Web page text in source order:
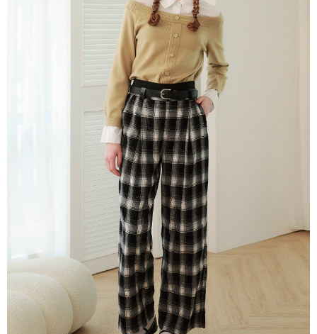
2.基於同意付款使用「大哥付你分期」之契約關係目的，商店將以您的個人
資料（包含姓名、電話或地址）提供予台灣大哥大進項蒐集、處理及利用，
由本公司與您本人進行分期帳單所需資料之確認、核對及更正。
3.完整用戶服務條款，請詳閱以下連結：https://oppay.tw/userRule
後付繳納相關費用。
※ 交易是否成功請以「AFTEE先享後付 」之結帳頁面顯示為準，若有關於
是否繳費成功／繳費後需取消欲退款等相關疑問，請聯繫「AFTEE先享後付
https://netprotections.freshdesk.com/support/home
１．透過由恩沛科技股份有限公司提供之「AFTEE先享後付」服務完成之交
易，需依本服務之必要範圍內提供個人資料，並將交易相關給付款項請求債
權轉讓予恩沛科技股份有限公司。
２．關於個人資料處理事宜，請瀏覽以下網址：
https://aftee.tw/terms/#terms3
３．未成年的使用者請事先徵得法定代理人或監護人之同意方可使用
「AFTEE先享後付」，若未經同意申辦者引起之損失，本公司不負相關責
４．使用「AFTEE先享後付」時，將依據個別帳號之用戶狀況，依本公司即
時審查核予不同之上限額度；若仍有額度不足之情形，本公司將視審查結果
請求用戶進行身份認證。
５．嚴禁一人註冊多個帳號或使用他人資訊註冊。若發現惡意使用之情形，
恩沛科技股份有限公司將有權停止該用戶之使用額度並採取法律行動。
每筆NT$120，滿NT$2,500(含以上)免運費
每筆NT$120，滿NT$2,500(含以上)免運費
每筆NT$120，滿NT$2,500(含以上)免運費
每筆NT$120，滿NT$2,500(含以上)免運費
每筆NT$120，滿NT$2,500(含以上)免運費
海外配送